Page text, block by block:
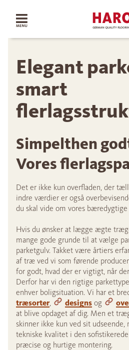
Elegant
smart
Simpelthen
Vores
Det er ikke kun overfladen, der
indre værdier er også
du skal vide om vores bæredygtige
Hvis du ønsker at lægge ægte
mange gode grunde til at vælge
parketgulv. Takket være årtiers
af træ ved vi som førende
for godt, hvad der er vigtigt, når
Derfor har vi den rigtige
enhver boligsituation. Vi har et
træsorter, designs og
at blive opdaget af dig. Men et
skinner ikke kun ved sit udseende,
tekniske kvalitet i den
præcise og hurtige montering.